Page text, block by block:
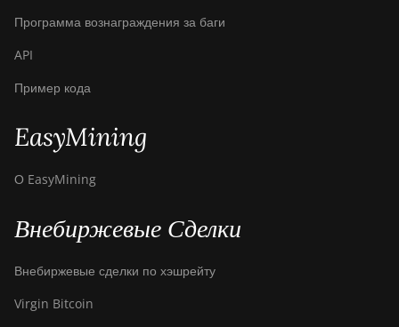
Программа вознаграждения за баги
API
Пример кода
EasyMining
О EasyMining
Внебиржевые Сделки
Внебиржевые сделки по хэшрейту
Virgin Bitcoin